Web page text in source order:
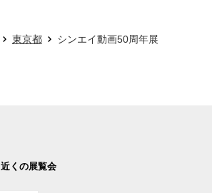
東京都 シンエイ動画50周年展
近くの展覧会